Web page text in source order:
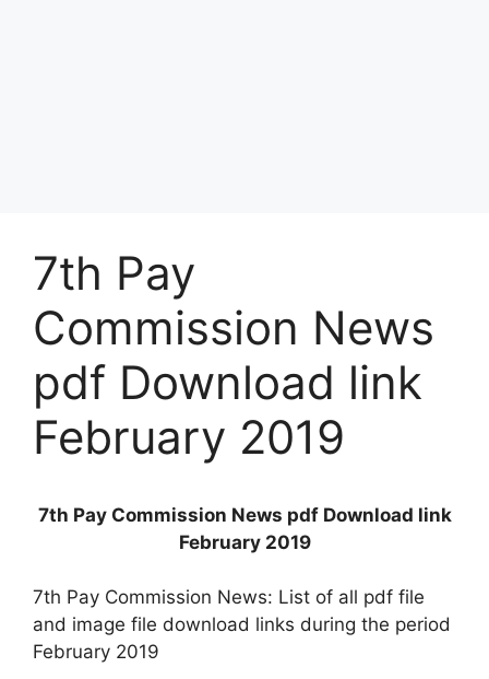
7th Pay
Commission News
pdf Download link
February 2019
7th Pay Commission News pdf Download link
February 2019
7th Pay Commission News: List of all pdf file
and image file download links during the period
February 2019